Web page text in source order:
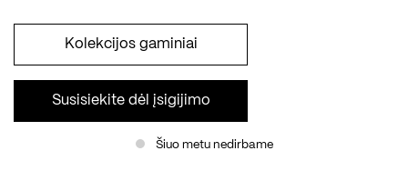
Kolekcijos gaminiai
Susisiekite dėl įsigijimo
Šiuo metu nedirbame